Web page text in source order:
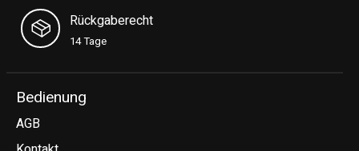
Rückgaberecht
14 Tage
Bedienung
AGB